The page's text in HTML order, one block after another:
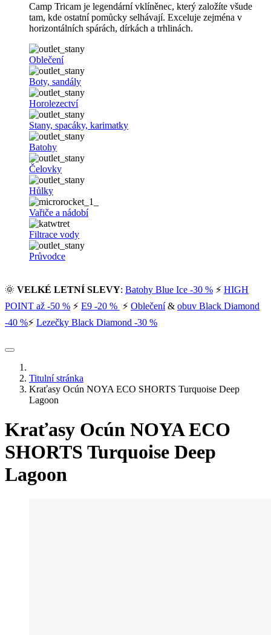
Camp Tricam je legendární vklíněnec, který založíte všude
tam, kde ostatní pomůcky selhávají. Exceluje zejména v
horizontálních spárách, dírkách a trhlinách.
Oblečení
Boty, sandály
Horolezectví
Stany, spacáky, karimatky
Batohy
Čelovky
Hůlky
Vařiče a nádobí
Filtrace vody
Průvodce
🌞 VELKÉ LETNÍ SLEVY: Batohy Blue Ice -30 % ⚡ HIGH
POINT až -50 % ⚡ E9 -20 % ⚡ Oblečení& obuv Black Diamond
-40 %⚡ Lezečky Black Diamond -30 %
Titulní stránka
Kraťasy Ocún NOYA ECO SHORTS Turquoise Deep
Lagoon
Kraťasy Ocún NOYA ECO
SHORTS Turquoise Deep
Lagoon